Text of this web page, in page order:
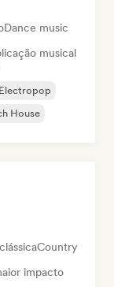
Dance music
musical
Electropop
House
Country
impacto